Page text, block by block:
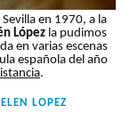
Sevilla en 1970, a la
López la pudimos
en varias escenas
española del año
.
LOPEZ